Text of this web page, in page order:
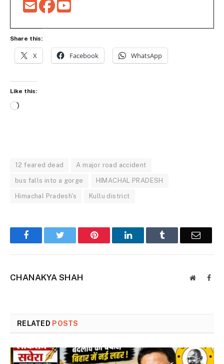
Share this:
X Facebook WhatsApp
Like this:
Loading…
12 feared dead A major road accident
bus falls into a gorge HIMACHAL PRADESH
Himachal Pradesh's Kullu district
FacebookTwitter Pinterest LinkedInTumblr Email
CHANAKYA SHAH Website
RELATED POSTS